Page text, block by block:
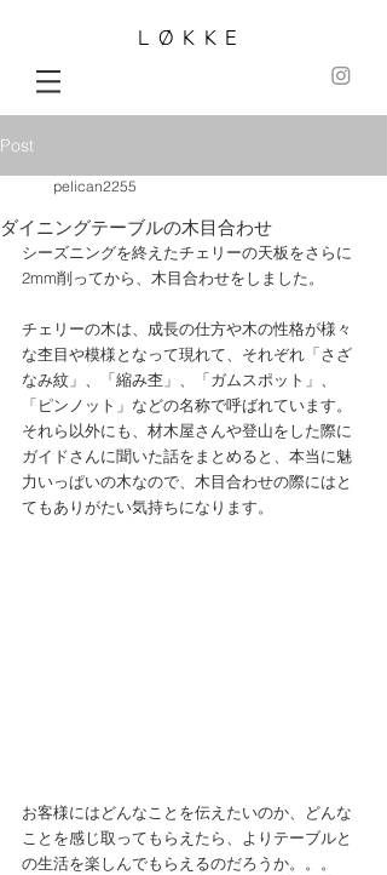
LØKKE
Post
ダイニングテーブルの木目合わせ
pelican2255
シーズニングを終えたチェリーの天板をさらに
2mm削ってから、木目合わせをしました。
チェリーの木は、成長の仕方や木の性格が様々
な杢目や模様となって現れて、それぞれ「さざ
なみ紋」、「縮み杢」、「ガムスポット」、
「ピンノット」などの名称で呼ばれています。
それら以外にも、材木屋さんや登山をした際に
ガイドさんに聞いた話をまとめると、本当に魅
力いっぱいの木なので、木目合わせの際にはと
てもありがたい気持ちになります。
お客様にはどんなことを伝えたいのか、どんな
ことを感じ取ってもらえたら、よりテーブルと
の生活を楽しんでもらえるのだろうか。。。